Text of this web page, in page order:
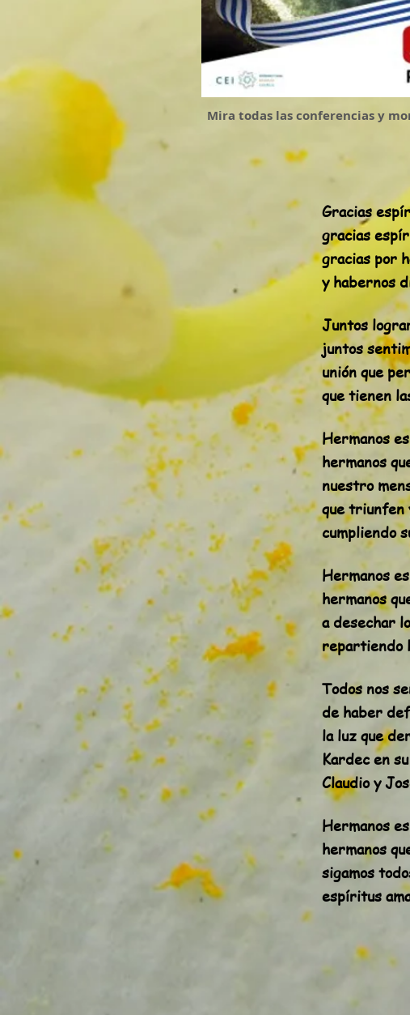
Mira todas las conferencias y
Gracias
gracias
gracias por
y habernos
Juntos
juntos
unión que
que tienen
Hermanos
hermanos
nuestro
que triunfen
cumpliendo
Hermanos
hermanos
a desechar
repartiendo
Todos nos
de haber
la luz que
Kardec en
Claudio y
Hermanos
hermanos
sigamos
espíritus